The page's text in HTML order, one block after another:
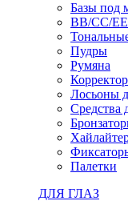
Базы под
BB/CC/
Пудры
Румяна
Лосьоны
Средства
Палетки
ДЛЯ ГЛАЗ